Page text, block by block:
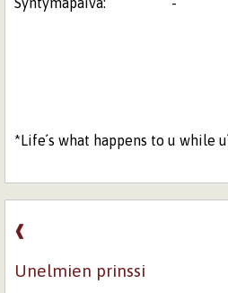
*Life´s what happens to u while
❰
Unelmien prinssi